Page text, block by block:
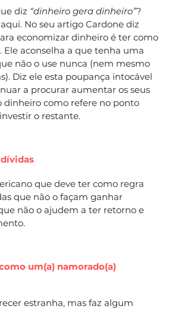
diz “dinheiro gera dinheiro”?
No seu artigo Cardone diz
economizar dinheiro é ter como
aconselha a que tenha uma
não o use nunca (nem mesmo
Diz ele esta poupança intocável
a procurar aumentar os seus
dinheiro como refere no ponto
o restante.
que deve ter como regra
que não o façam ganhar
não o ajudem a ter retorno e
um(a) namorado(a)
estranha, mas faz algum